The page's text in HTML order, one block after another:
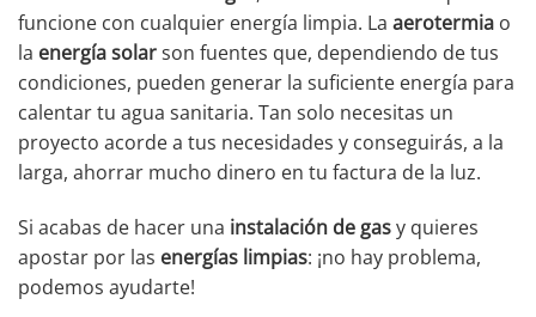
funcione con cualquier energía limpia. La aerotermia o
la energía solarson fuentes que, dependiendo de tus
condiciones, pueden generar la suficiente energía para
calentar tu agua sanitaria. Tan solo necesitas un
proyecto acorde a tus necesidades y conseguirás, a la
larga, ahorrar mucho dinero en tu factura de la luz.
Si acabas de hacer una instalación de gasy quieres
apostar por las energías limpias: ¡no hay problema,
podemos ayudarte!